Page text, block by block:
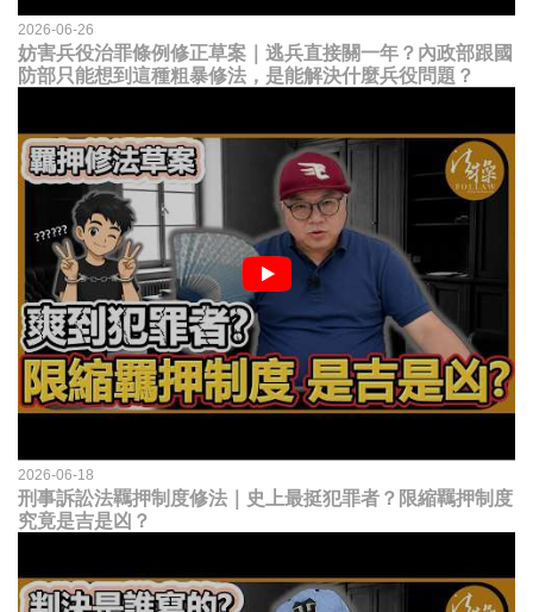
2026-06-26
妨害兵役治罪條例修正草案｜逃兵直接關一年？內政部跟國
防部只能想到這種粗暴修法，是能解決什麼兵役問題？
2026-06-18
刑事訴訟法羈押制度修法｜史上最挺犯罪者？限縮羈押制度
究竟是吉是凶？